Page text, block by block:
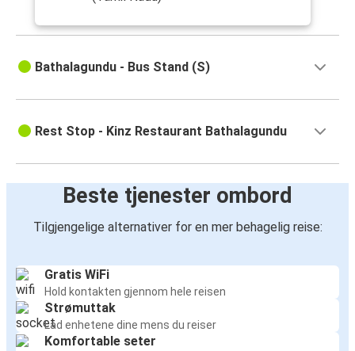
Bathalagundu - Bus Stand (S)
Rest Stop - Kinz Restaurant Bathalagundu
Beste tjenester ombord
Tilgjengelige alternativer for en mer behagelig reise:
Gratis WiFi
Hold kontakten gjennom hele reisen
Strømuttak
Lad enhetene dine mens du reiser
Komfortable seter